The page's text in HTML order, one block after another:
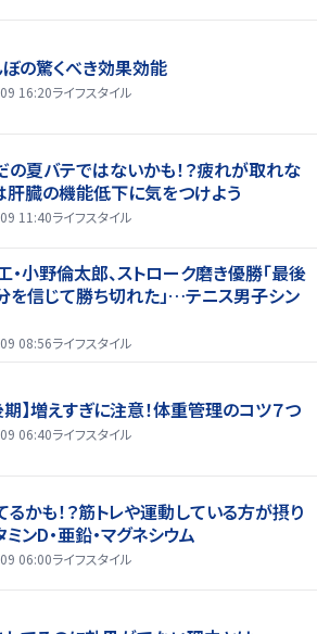
ぼの驚くべき効果効能
16:20ライフスタイル
の夏バテではないかも！？疲れが取れな
肝臓の機能低下に気をつけよう
11:40ライフスタイル
・小野倫太郎、ストローク磨き優勝「最後
を信じて勝ち切れた」…テニス男子シン
08:56ライフスタイル
期】増えすぎに注意！体重管理のコツ７つ
06:40ライフスタイル
るかも！？筋トレや運動している方が摂り
ンD・亜鉛・マグネシウム
06:00ライフスタイル